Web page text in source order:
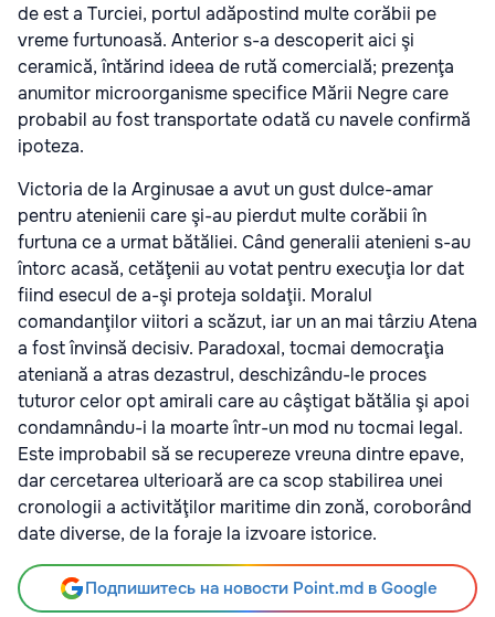
de est a Turciei, portul adăpostind multe corăbii pe
vreme furtunoasă. Anterior s-a descoperit aici şi
ceramică, întărind ideea de rută comercială; prezenţa
anumitor microorganisme specifice Mării Negre care
probabil au fost transportate odată cu navele confirmă
ipoteza.
Victoria de la Arginusae a avut un gust dulce-amar
pentru atenienii care şi-au pierdut multe corăbii în
furtuna ce a urmat bătăliei. Când generalii atenieni s-au
întorc acasă, cetăţenii au votat pentru execuţia lor dat
fiind esecul de a-şi proteja soldaţii. Moralul
comandanţilor viitori a scăzut, iar un an mai târziu Atena
a fost învinsă decisiv. Paradoxal, tocmai democraţia
ateniană a atras dezastrul, deschizându-le proces
tuturor celor opt amirali care au câştigat bătălia şi apoi
condamnându-i la moarte într-un mod nu tocmai legal.
Este improbabil să se recupereze vreuna dintre epave,
dar cercetarea ulterioară are ca scop stabilirea unei
cronologii a activităţilor maritime din zonă, coroborând
date diverse, de la foraje la izvoare istorice.
Подпишитесь на новости Point.md в Google